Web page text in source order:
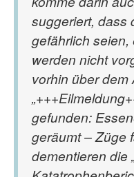
suggeriert, dass
gefährlich
werden nicht
vorhin über dem
gefunden:
geräumt – Züge
dementieren die